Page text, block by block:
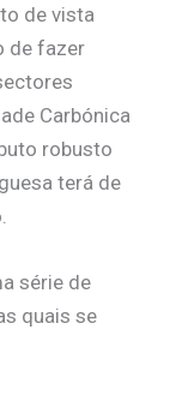
de vista
de fazer
Carbónica
robusto
terá de
série de
quais se